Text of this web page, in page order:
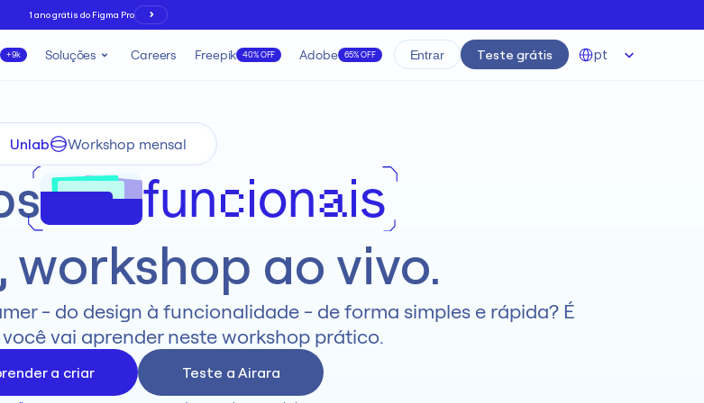
Unlab Workshop mensal
funcionais
workshop ao vivo.
- do design à funcionalidade - de forma simples e rápida? É
vai aprender neste workshop prático.
a criar Teste a Airara
1 ano grátis do Figma Pro
+9k Soluções Careers Freepik 40% OFF Adobe 65% OFF Entrar Teste grátis pt